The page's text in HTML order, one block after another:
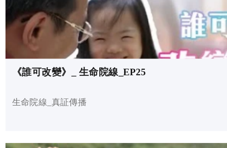
《誰可改變》_ 生命院線_EP25
生命院線_真証傳播